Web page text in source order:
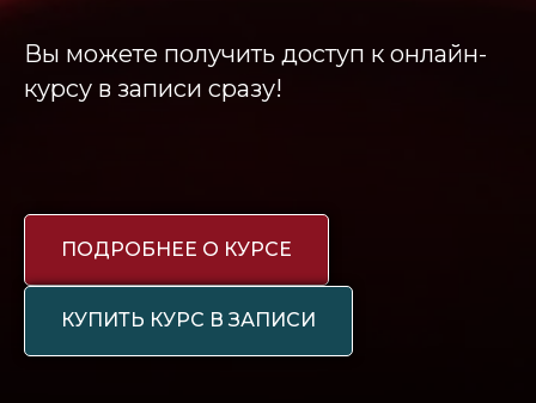
Вы можете получить доступ к онлайн-
курсу в записи сразу!
ПОДРОБНЕЕ О КУРСЕ
КУПИТЬ КУРС В ЗАПИСИ